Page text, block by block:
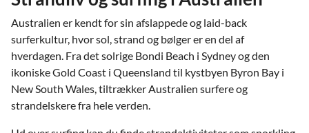
i både sange, ritualer og kunst.
Australien er som nation blot 200 år gammel, men
kontinentet har mere end 250 millioner år på bagen, og der
opdages til stadighed nye, spændende ting rundt om i dette
enestående land. Aborigineres kultur vinder nu til dags
større og større agtelse pga. dens forståelse og omsorg for
Australien er kendt for sin afslappede og laid-back
surferkultur, hvor sol, strand og bølger er en del af
hverdagen. Fra det solrige Bondi Beach i Sydney og den
ikoniske Gold Coast i Queensland til kystbyen Byron Bay i
New South Wales, tiltrækker Australien surfere og
strandelskere fra hele verden.